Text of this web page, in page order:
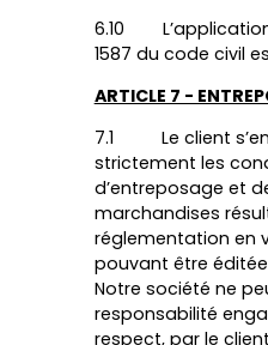
6.10 L’application
1587 du code civil
ARTICLE 7 -
7.1 Le client
strictement les
d’entreposage et
marchandises
réglementation en
pouvant être
Notre société ne
responsabilité
respect, par le